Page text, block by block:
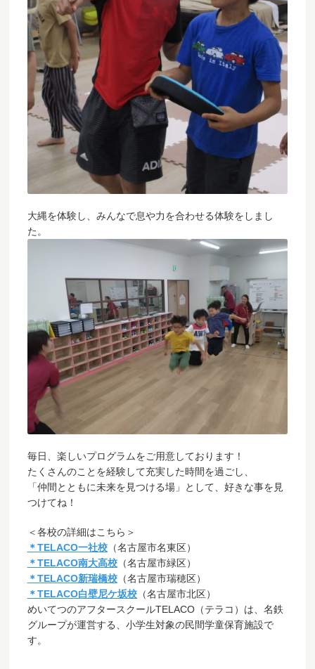
大縄を体験し、みんなで息や力を合わせる体験をしまし
た。
毎日、楽しいプログラムをご用意しております！
たくさんのことを経験して充実した時間を過ごし、
「仲間とともに未来を見つける場」として、好きな事を見
つけてね！
＜各校の詳細はこちら＞
＊TELACO一社校（名古屋市名東区）
＊TELACO南大高校（名古屋市緑区）
＊TELACO新瑞橋校（名古屋市瑞穂区）
＊TELACO白壁尼ケ坂校（名古屋市北区）
めいてつのアフタースクールTELACO（テラコ）は、名鉄
グループが運営する、小学生対象の民間学童保育施設で
す。